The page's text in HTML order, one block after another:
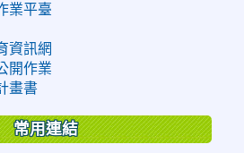
業平臺
資訊網
開作業
畫書
常用連結